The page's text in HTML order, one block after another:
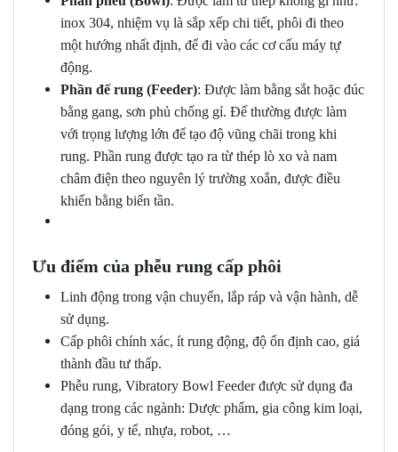
inox 304, nhiệm vụ là sắp xếp chi tiết, phôi đi theo
một hướng nhất định, để đi vào các cơ cấu máy tự
động.
Phần đế rung (Feeder): Được làm bằng sắt hoặc đúc
bằng gang, sơn phủ chống gỉ. Đế thường được làm
với trọng lượng lớn để tạo độ vũng chãi trong khi
rung. Phần rung được tạo ra từ thép lò xo và nam
châm điện theo nguyên lý trường xoắn, được điều
khiển bằng biến tần.
Ưu điểm của phễu rung cấp phôi
Linh động trong vận chuyển, lắp ráp và vận hành, dễ
sử dụng.
Cấp phôi chính xác, ít rung động, độ ổn định cao, giá
thành đầu tư thấp.
Phễu rung, Vibratory Bowl Feeder được sử dụng đa
dạng trong các ngành: Dược phẩm, gia công kim loại,
đóng gói, y tế, nhựa, robot, …